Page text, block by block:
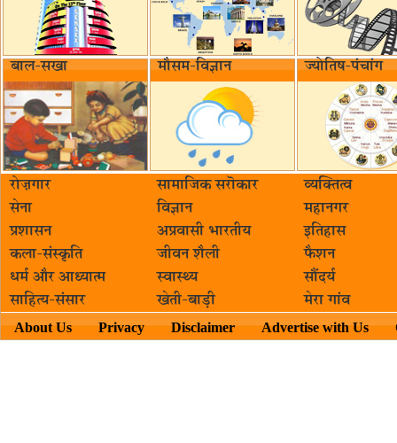
बाल-सखा मौसम-विज्ञान ज्योतिष-पंचांग
रोज़गार सामाजिक सरॊकार‌
व्यक्तित्व
सेना
विज्ञान
महानगर
प्रशासन
अप्रवासी भारतीय
इतिहास
कला-संस्कृति
जीवन शैली
फैशन
धर्म और आध्यात्म
स्वास्थ्य
सौंदर्य
साहित्य-संसार
खेती-बाड़ी मेरा गांव
About Us Privacy Disclaimer Advertise with Us